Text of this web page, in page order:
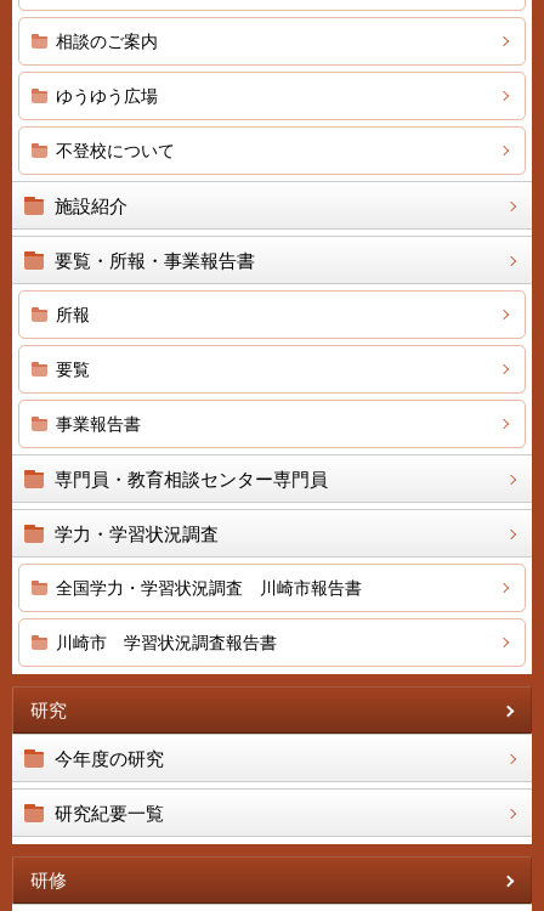
相談のご案内
ゆうゆう広場
不登校について
施設紹介
要覧・所報・事業報告書
所報
要覧
事業報告書
専門員・教育相談センター専門員
学力・学習状況調査
全国学力・学習状況調査 川崎市報告書
川崎市 学習状況調査報告書
研究
今年度の研究
研究紀要一覧
研修